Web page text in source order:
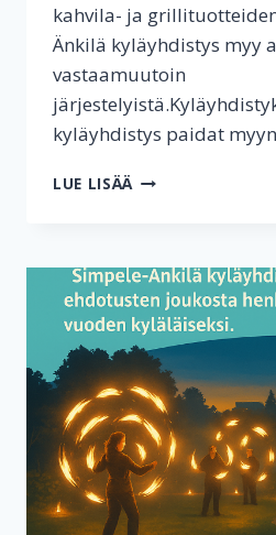
kahvila- ja
Änkilä kyläyhdistys myy
vastaamuutoin
kyläyhdistys paidat
LUE LISÄÄ TEHTAANPUISTON